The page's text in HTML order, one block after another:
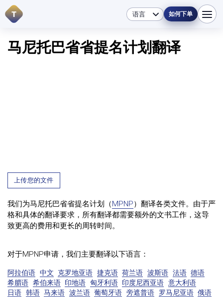
T 如何下单
马尼托巴省省提名计划翻译
上传您的文件
我们为马尼托巴省省提名计划（MPNP）翻译各类文件。由于严
格和具体的翻译要求，所有翻译都需要额外的文书工作，这导
致更高的费用和更长的周转时间。
对于MPNP申请，我们主要翻译以下语言：
阿拉伯语 中文 克罗地亚语 捷克语 荷兰语 波斯语 法语 德语
希腊语 希伯来语 印地语 匈牙利语 印度尼西亚语 意大利语
日语 韩语 马来语 波兰语 葡萄牙语 旁遮普语 罗马尼亚语 俄语